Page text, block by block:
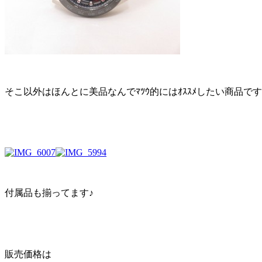
そこ以外はほんとに美品なんでﾏﾂｳ的にはｵｽｽﾒしたい商品で
付属品も揃ってます♪
販売価格は